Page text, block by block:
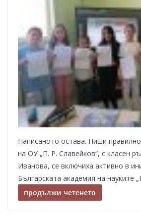
Написаното остава. Пиши
на ОУ „П. Р. Славейков“, с класен
Иванова, се включиха активно в
Българската академия на науките
продължи четенето